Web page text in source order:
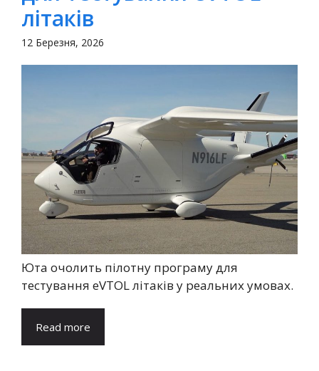
літаків
12 Березня, 2026
Юта очолить пілотну програму для
тестування eVTOL літаків у реальних умовах.
Read more